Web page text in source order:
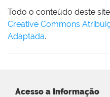
Todo o conteúdo deste
Creative Commons
Adaptada.
Acesso a Informação